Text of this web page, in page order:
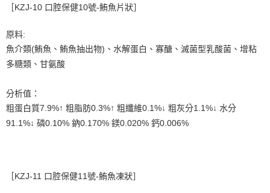
［KZJ-10 口腔保健10號-鮪魚片狀］
原料:
魚介類(鮪魚、鮪魚抽出物)、水解蛋白、寡醣、滅菌型乳酸菌、增粘
多糖類、甘氨酸
分析值：
粗蛋白質7.9%↑ 粗脂肪0.3%↑ 粗纖維0.1%↓ 粗灰分1.1%↓ 水分
91.1%↓ 磷0.10% 鈉0.170% 鎂0.020% 鈣0.006%
［KZJ-11 口腔保健11號-鮪魚凍狀］